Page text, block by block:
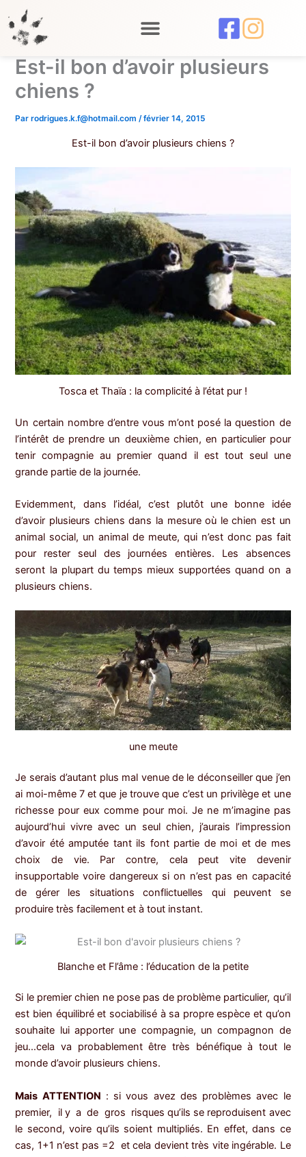
au
contenu
Est-il bon d’avoir plusieurs
chiens ?
Parrodrigues.k.f@hotmail.com/février 14, 2015
Est-il bon d’avoir plusieurs chiens ?
Tosca et Thaïa : la complicité à l’état pur !
Un certain nombre d’entre vous m’ont posé la question de
l’intérêt de prendre un deuxième chien, en particulier pour
tenir compagnie au premier quand il est tout seul une
grande partie de la journée.
Evidemment, dans l’idéal, c’est plutôt une bonne idée
d’avoir plusieurs chiens dans la mesure où le chien est un
animal social, un animal de meute, qui n’est donc pas fait
pour rester seul des journées entières. Les absences
seront la plupart du temps mieux supportées quand on a
plusieurs chiens.
une meute
Je serais d’autant plus mal venue de le déconseiller que j’en
ai moi-même 7 et que je trouve que c’est un privilège et une
richesse pour eux comme pour moi. Je ne m’imagine pas
aujourd’hui vivre avec un seul chien, j’aurais l’impression
d’avoir été amputée tant ils font partie de moi et de mes
choix de vie. Par contre, cela peut vite devenir
insupportable voire dangereux si on n’est pas en capacité
de gérer les situations conflictuelles qui peuvent se
produire très facilement et à tout instant.
Blanche et Fl’âme : l’éducation de la petite
Si le premier chien ne pose pas de problème particulier, qu’il
est bien équilibré et sociabilisé à sa propre espèce et qu’on
souhaite lui apporter une compagnie, un compagnon de
jeu…cela va probablement être très bénéfique à tout le
monde d’avoir plusieurs chiens.
Mais ATTENTION : si vous avez des problèmes avec le
premier, il y a de gros risques qu’ils se reproduisent avec
le second, voire qu’ils soient multipliés. En effet, dans ce
cas, 1+1 n’est pas =2 et cela devient très vite ingérable. Le